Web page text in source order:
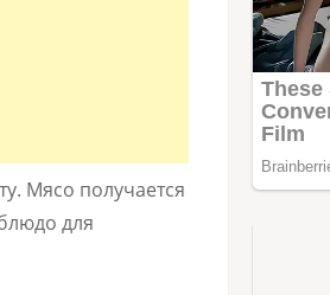
Мясо получается
для